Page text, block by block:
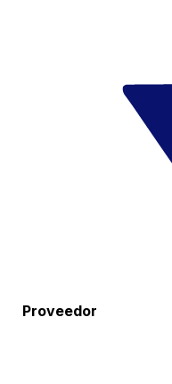
Proveedor